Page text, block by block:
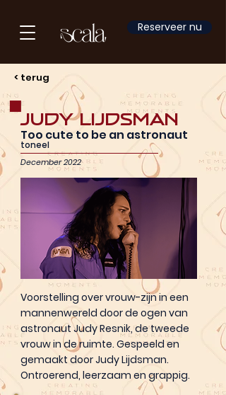
Reserveer nu
< terug
Judy Lijdsman
Too cute to be an astronaut
toneel
December 2022
Voorstelling over vrouw-zijn in een
mannenwereld door de ogen van
astronaut Judy Resnik, de tweede
vrouw in de ruimte. Gespeeld en
gemaakt door Judy Lijdsman.
Ontroerend, leerzaam en grappig.